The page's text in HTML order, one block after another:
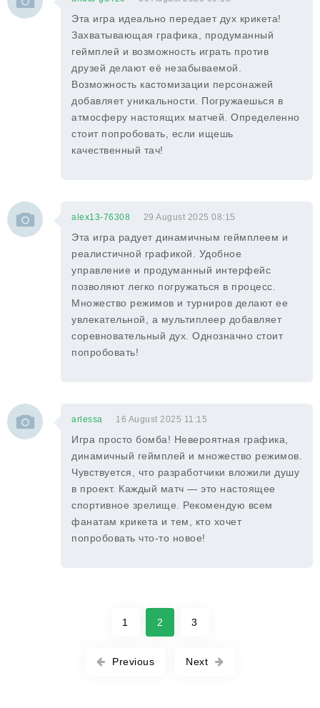
Эта игра идеально передает дух крикета!
Захватывающая графика, продуманный
геймплей и возможность играть против
друзей делают её незабываемой.
Возможность кастомизации персонажей
добавляет уникальности. Погружаешься в
атмосферу настоящих матчей. Определенно
стоит попробовать, если ищешь
качественный тач!
alex13-76308 29 August 2025 08:15
Эта игра радует динамичным геймплеем и
реалистичной графикой. Удобное
управление и продуманный интерфейс
позволяют легко погружаться в процесс.
Множество режимов и турниров делают ее
увлекательной, а мультиплеер добавляет
соревновательный дух. Однозначно стоит
попробовать!
arlessa 16 August 2025 11:15
Игра просто бомба! Невероятная графика,
динамичный геймплей и множество режимов.
Чувствуется, что разработчики вложили душу
в проект. Каждый матч — это настоящее
спортивное зрелище. Рекомендую всем
фанатам крикета и тем, кто хочет
попробовать что-то новое!
Previous
1 2 3
Next